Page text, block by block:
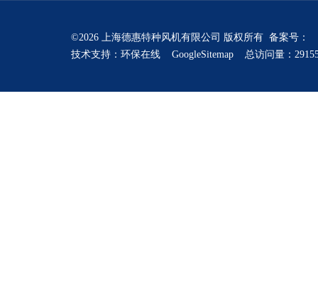
©2026 上海德惠特种风机有限公司 版权所有 备案号：
技术支持： 环保在线 GoogleSitemap 总访问量：